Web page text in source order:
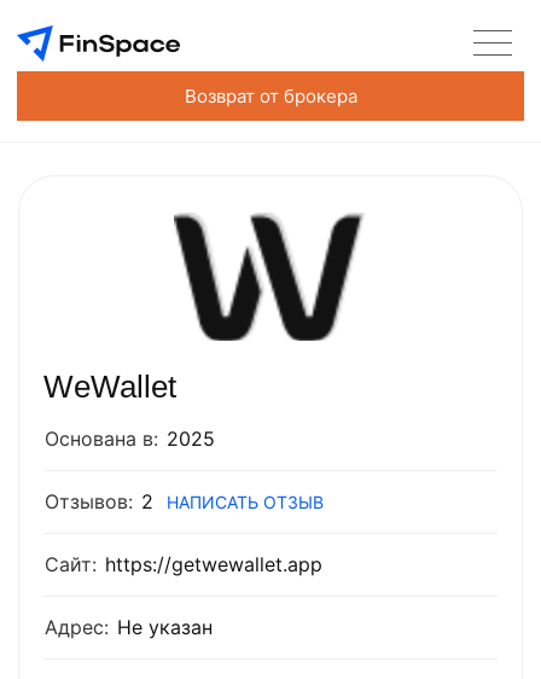
Возврат от брокера
WeWallet
Основана в: 2025
Отзывов: 2 НАПИСАТЬ ОТЗЫВ
Сайт: https://getwewallet.app
Адрес: Не указан